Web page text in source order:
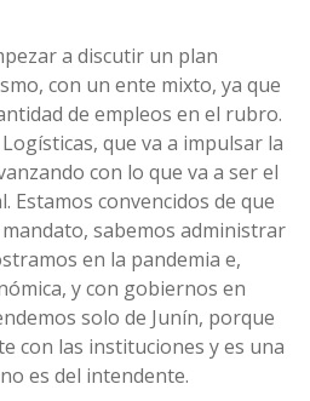
a discutir un plan
con un ente mixto, ya que
de empleos en el rubro.
que va a impulsar la
con lo que va a ser el
Estamos convencidos de que
sabemos administrar
en la pandemia e,
y con gobiernos en
solo de Junín, porque
con las instituciones y es una
es del intendente.